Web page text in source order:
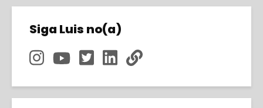
Siga Luis no(a)